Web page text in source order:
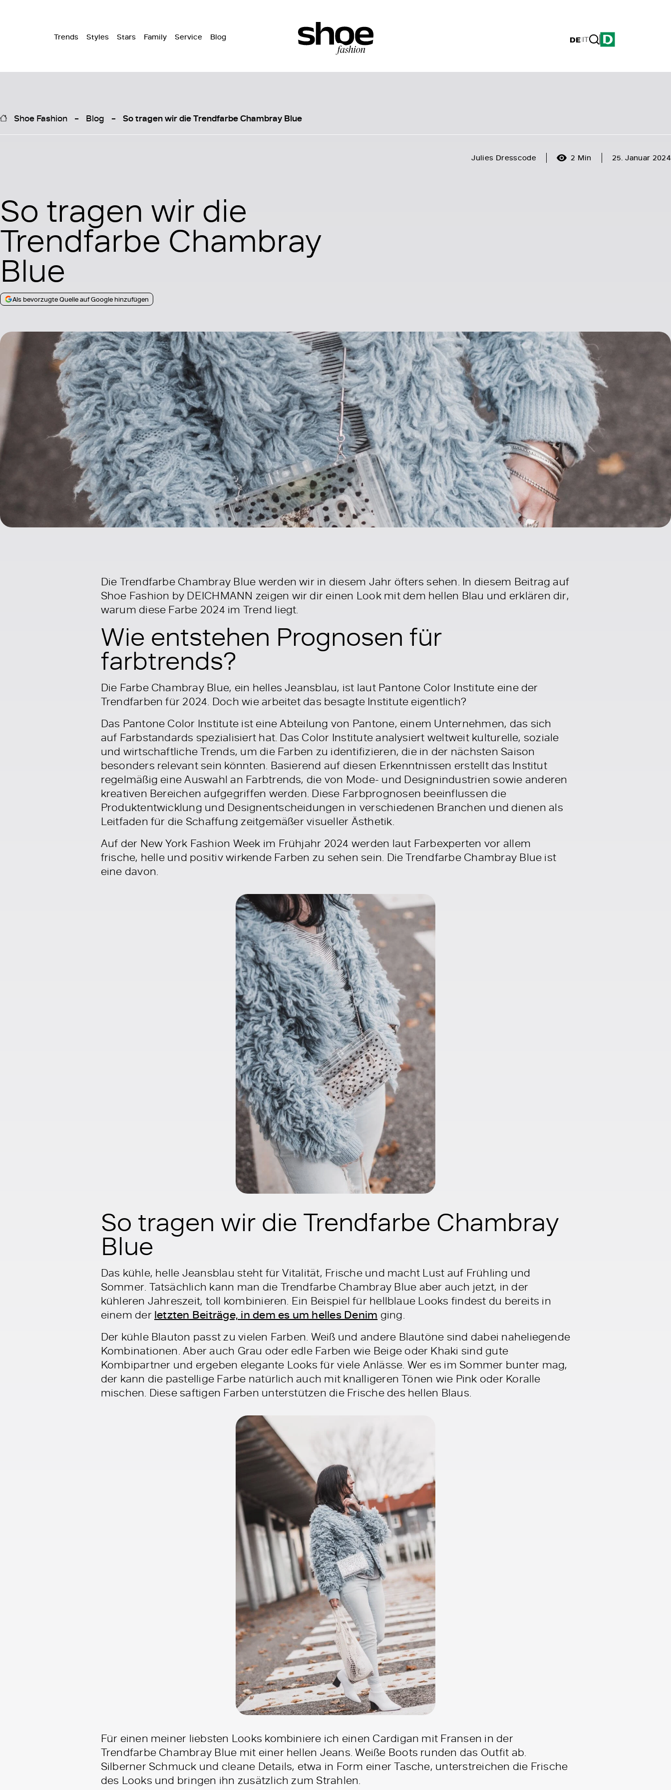
Trends Styles Stars Family Service Blog DE|IT
Shoe Fashion Blog So tragen wir die Trendfarbe Chambray Blue
Julies Dresscode 2 Min 25. Januar 2024
So tragen wir die
Trendfarbe Chambray
Blue
Als bevorzugte Quelle auf Google hinzufügen
Die Trendfarbe Chambray Blue werden wir in diesem Jahr öfters sehen. In diesem Beitrag auf
Shoe Fashion by DEICHMANN zeigen wir dir einen Look mit dem hellen Blau und erklären dir,
warum diese Farbe 2024 im Trend liegt.
Wie entstehen Prognosen für
farbtrends?
Die Farbe Chambray Blue, ein helles Jeansblau, ist laut Pantone Color Institute eine der
Trendfarben für 2024. Doch wie arbeitet das besagte Institute eigentlich?
Das Pantone Color Institute ist eine Abteilung von Pantone, einem Unternehmen, das sich
auf Farbstandards spezialisiert hat. Das Color Institute analysiert weltweit kulturelle, soziale
und wirtschaftliche Trends, um die Farben zu identifizieren, die in der nächsten Saison
besonders relevant sein könnten. Basierend auf diesen Erkenntnissen erstellt das Institut
regelmäßig eine Auswahl an Farbtrends, die von Mode- und Designindustrien sowie anderen
kreativen Bereichen aufgegriffen werden. Diese Farbprognosen beeinflussen die
Produktentwicklung und Designentscheidungen in verschiedenen Branchen und dienen als
Leitfaden für die Schaffung zeitgemäßer visueller Ästhetik.
Auf der New York Fashion Week im Frühjahr 2024 werden laut Farbexperten vor allem
frische, helle und positiv wirkende Farben zu sehen sein. Die Trendfarbe Chambray Blue ist
eine davon.
So tragen wir die Trendfarbe Chambray
Blue
Das kühle, helle Jeansblau steht für Vitalität, Frische und macht Lust auf Frühling und
Sommer. Tatsächlich kann man die Trendfarbe Chambray Blue aber auch jetzt, in der
kühleren Jahreszeit, toll kombinieren. Ein Beispiel für hellblaue Looks findest du bereits in
einem der letzten Beiträge, in dem es um helles Denim ging.
Der kühle Blauton passt zu vielen Farben. Weiß und andere Blautöne sind dabei naheliegende
Kombinationen. Aber auch Grau oder edle Farben wie Beige oder Khaki sind gute
Kombipartner und ergeben elegante Looks für viele Anlässe. Wer es im Sommer bunter mag,
der kann die pastellige Farbe natürlich auch mit knalligeren Tönen wie Pink oder Koralle
mischen. Diese saftigen Farben unterstützen die Frische des hellen Blaus.
Für einen meiner liebsten Looks kombiniere ich einen Cardigan mit Fransen in der
Trendfarbe Chambray Blue mit einer hellen Jeans. Weiße Boots runden das Outfit ab.
Silberner Schmuck und cleane Details, etwa in Form einer Tasche, unterstreichen die Frische
des Looks und bringen ihn zusätzlich zum Strahlen.